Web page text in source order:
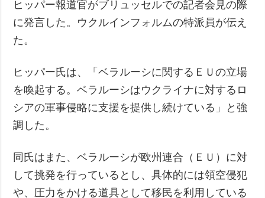
ヒッパー報道官がブリュッセルでの記者会見の際
に発言した。ウクルインフォルムの特派員が伝え
た。
ヒッパー氏は、「ベラルーシに関するＥＵの立場
を喚起する。ベラルーシはウクライナに対するロ
シアの軍事侵略に支援を提供し続けている」と強
調した。
同氏はまた、ベラルーシが欧州連合（ＥＵ）に対
して挑発を行っているとし、具体的には領空侵犯
や、圧力をかける道具として移民を利用している